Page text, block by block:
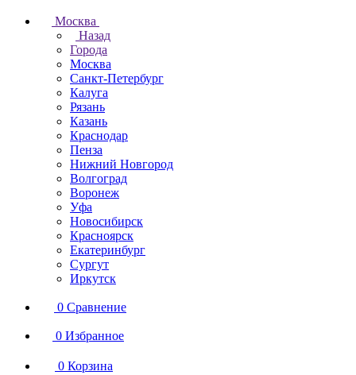
Москва
Назад
Города
Москва
Санкт-Петербург
Калуга
Рязань
Казань
Краснодар
Пенза
Нижний Новгород
Волгоград
Воронеж
Уфа
Новосибирск
Красноярск
Екатеринбург
Сургут
Иркутск
0 Сравнение
0 Избранное
0 Корзина